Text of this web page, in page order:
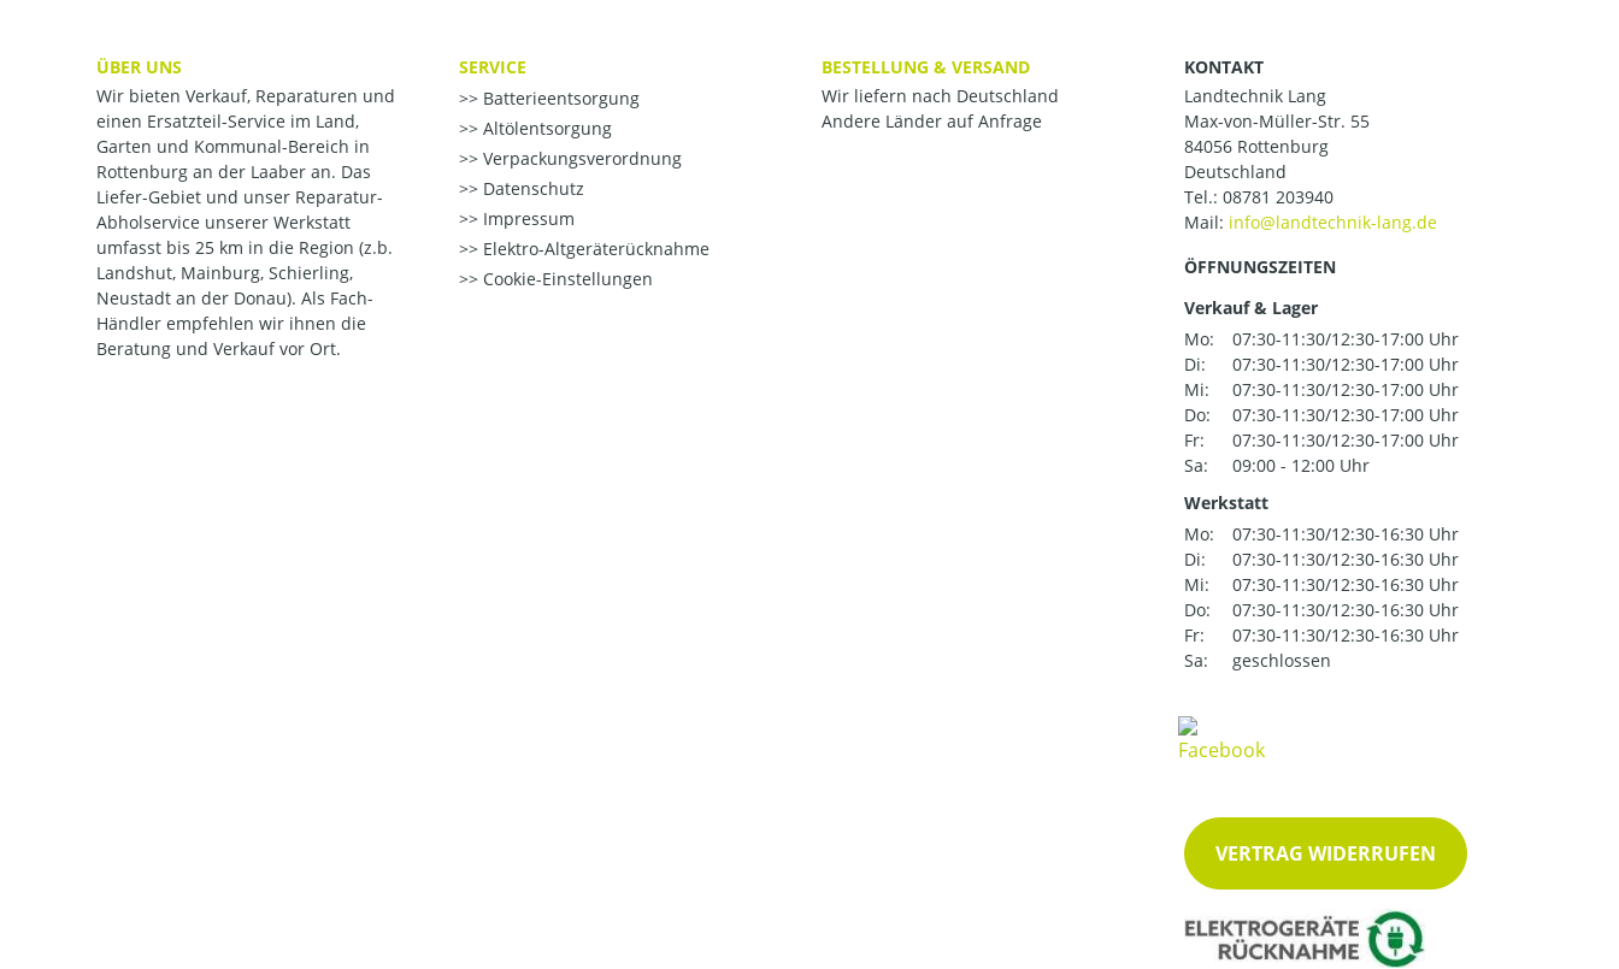
ÜBER UNS
Wir bieten Verkauf, Reparaturen und
einen Ersatzteil-Service im Land,
Garten und Kommunal-Bereich in
Rottenburg an der Laaber an. Das
Liefer-Gebiet und unser Reparatur-
Abholservice unserer Werkstatt
umfasst bis 25 km in die Region (z.b.
Landshut, Mainburg, Schierling,
Neustadt an der Donau). Als Fach-
Händler empfehlen wir ihnen die
Beratung und Verkauf vor Ort.
SERVICE
Batterieentsorgung
Altölentsorgung
Verpackungsverordnung
Datenschutz
Impressum
Elektro-Altgeräterücknahme
Cookie-Einstellungen
BESTELLUNG & VERSAND
Wir liefern nach Deutschland
Andere Länder auf Anfrage
KONTAKT
Landtechnik Lang
Max-von-Müller-Str. 55
84056 Rottenburg
Deutschland
Tel.: 08781 203940
Mail:
ÖFFNUNGSZEITEN
Verkauf & Lager
Mo:
07:30-11:30/12:30-17:00 Uhr
Di:
07:30-11:30/12:30-17:00 Uhr
Mi:
07:30-11:30/12:30-17:00 Uhr
Do:
07:30-11:30/12:30-17:00 Uhr
Fr:
07:30-11:30/12:30-17:00 Uhr
Sa:
09:00 - 12:00 Uhr
Werkstatt
Mo:
07:30-11:30/12:30-16:30 Uhr
Di:
07:30-11:30/12:30-16:30 Uhr
Mi:
07:30-11:30/12:30-16:30 Uhr
Do:
07:30-11:30/12:30-16:30 Uhr
Fr:
07:30-11:30/12:30-16:30 Uhr
Sa:
geschlossen
VERTRAG WIDERRUFEN